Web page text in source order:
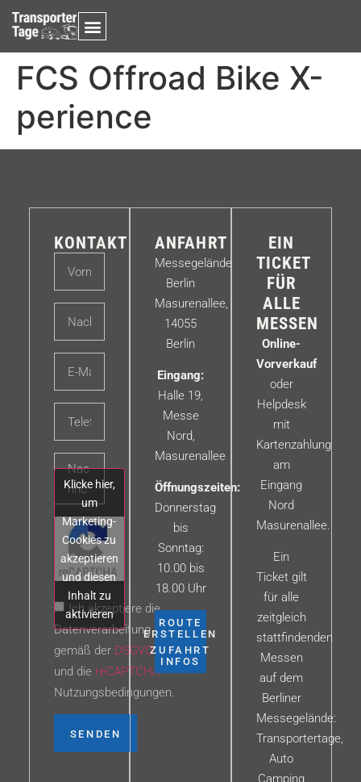
FCS Offroad Bike X-
perience
KONTAKT
Klicke hier,
um
Marketing-
Cookies zu
akzeptieren
und diesen
Inhalt zu
aktivieren
Ich akzeptiere die
Datenverarbeitung
gemäß derDSGVO
und die reCAPTCHA
Nutzungsbedingungen.
SENDEN
ANFAHRT
Messegelände
Berlin
Masurenallee,
14055
Berlin
Eingang:
Halle 19,
Messe
Nord,
Masurenallee
Öffnungszeiten:
Donnerstag
bis
Sonntag:
10.00 bis
18.00 Uhr
ROUTE
ERSTELLEN
ZUFAHRT
INFOS
EIN
TICKET
FÜR
ALLE
MESSEN
Online-
Vorverkauf
oder
Helpdesk
mit
Kartenzahlung
am
Eingang
Nord
Masurenallee.
Ein
Ticket gilt
für alle
zeitgleich
stattfindenden
Messen
auf dem
Berliner
Messegelände:
Transportertage,
Auto
Camping